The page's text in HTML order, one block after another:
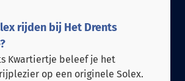
rijden bij Het Drents
Kwartiertje beleef je het
op een originele Solex.